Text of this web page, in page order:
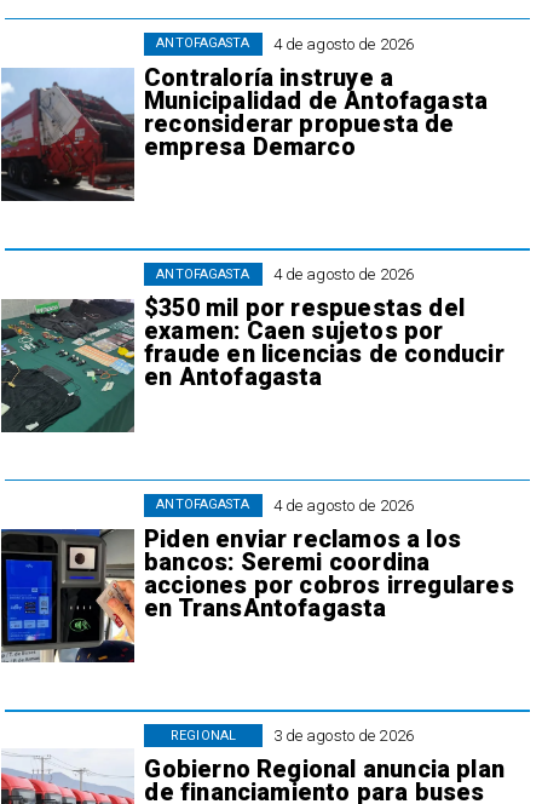
4 de agosto de 2026
Contraloría instruye a
Municipalidad de Antofagasta
reconsiderar propuesta de
empresa Demarco
ANTOFAGASTA
4 de agosto de 2026
$350 mil por respuestas del
examen: Caen sujetos por
fraude en licencias de conducir
en Antofagasta
ANTOFAGASTA
4 de agosto de 2026
Piden enviar reclamos a los
bancos: Seremi coordina
acciones por cobros irregulares
en TransAntofagasta
ANTOFAGASTA
3 de agosto de 2026
Gobierno Regional anuncia plan
de financiamiento para buses
REGIONAL